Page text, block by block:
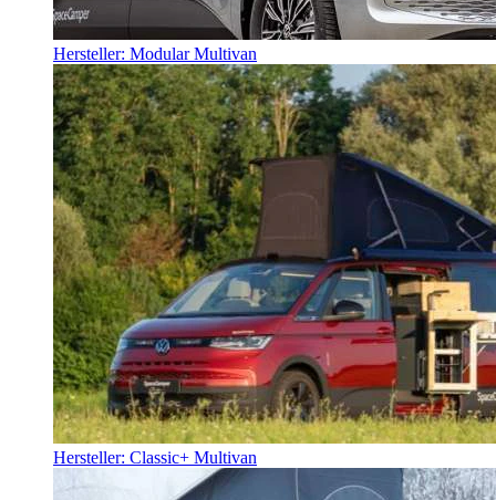
Hersteller: Modular Multivan
Hersteller: Classic+ Multivan